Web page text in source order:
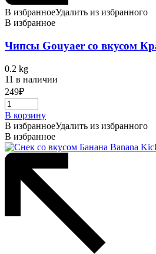
В избранноеУдалить из избранного
В избранное
Чипсы Gouyaer со вкусом
0.2 kg
11 в наличии
249₽
В корзину
В избранноеУдалить из избранного
В избранное